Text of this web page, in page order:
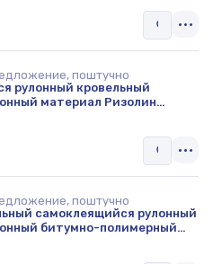
поштучно
рулонный кровельный
материал Ризолин
поштучно
самоклеящийся рулонный
битумно-полимерный
АС 2.5